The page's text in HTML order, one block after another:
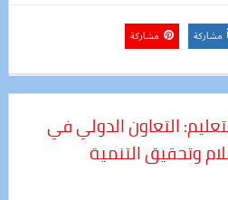
مشاركة مشاركة
التعاون الدولي في
وتحقيق التنمية